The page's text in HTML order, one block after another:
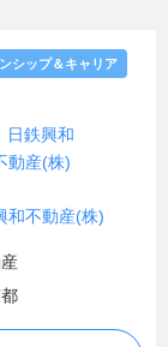
和不動産(株)
シップ＆キャリア